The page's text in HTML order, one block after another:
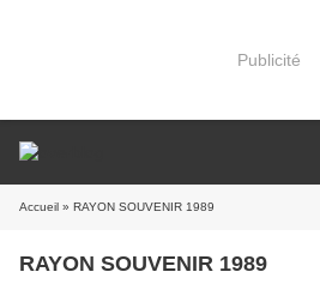
Publicité
Accueil » RAYON SOUVENIR 1989
RAYON SOUVENIR 1989